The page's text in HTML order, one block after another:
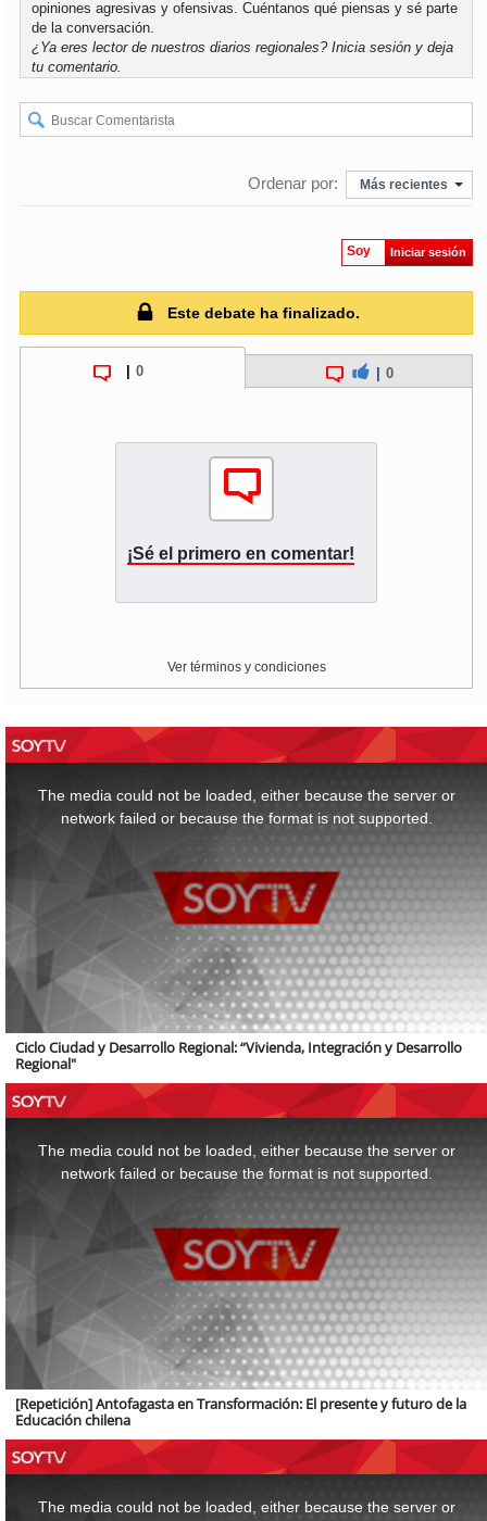
soypuertomontt
soychiloé
opiniones agresivas y ofensivas. Cuéntanos qué piensas y sé parte
de la conversación.
¿Ya eres lector de nuestros diarios regionales?Inicia sesión y deja
tu comentario.
Ordenar por: Más recientes
Soy Iniciar sesión
Este debate ha finalizado.
0 0
¡Sé el primero en comentar!
Ver términos y condiciones
The media could not be loaded, either because the server or
network failed or because the format is not supported.
Ciclo Ciudad y Desarrollo Regional: “Vivienda, Integración y Desarrollo
Regional"
The media could not be loaded, either because the server or
network failed or because the format is not supported.
[Repetición] Antofagasta en Transformación: El presente y futuro de la
Educación chilena
The media could not be loaded, either because the server or